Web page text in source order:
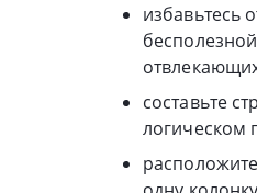
избавьтесь
составьте
логическом